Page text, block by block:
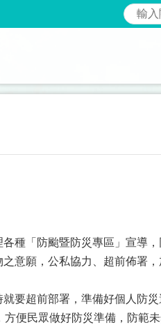
搜尋
種「防颱暨防災專區」宣導
意願，公私協力、超前佈署
要超前部署，準備好個人防
便民眾做好防災準備，防範